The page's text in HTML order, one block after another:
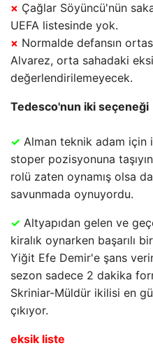
× Çağlar Söyüncü'nün
UEFA listesinde yok.
× Normalde defansın
Alvarez, orta sahadaki
değerlendirilemeyecek.
Tedesco'nun iki seçeneği
✓ Alman teknik adam için
stoper pozisyonuna
rolü zaten oynamış olsa
savunmada oynuyordu.
✓ Altyapıdan gelen ve
kiralık oynarken başarılı
Yiğit Efe Demir'e şans
sezon sadece 2 dakika
Skriniar-Müldür ikilisi en
çıkıyor.
eksik liste